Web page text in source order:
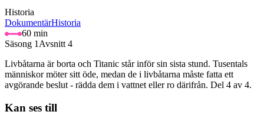
Historia
DokumentärHistoria
60 min
Säsong 1 Avsnitt 4
Livbåtarna är borta och Titanic står inför sin sista stund. Tusentals
människor möter sitt öde, medan de i livbåtarna måste fatta ett
avgörande beslut - rädda dem i vattnet eller ro därifrån. Del 4 av 4.
Kan ses till